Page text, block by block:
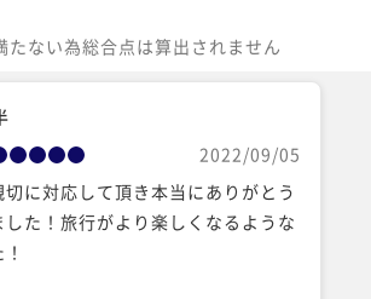
たない為総合点は算出されません
2022/09/05
切に対応して頂き本当にありがとう
した！旅行がより楽しくなるような